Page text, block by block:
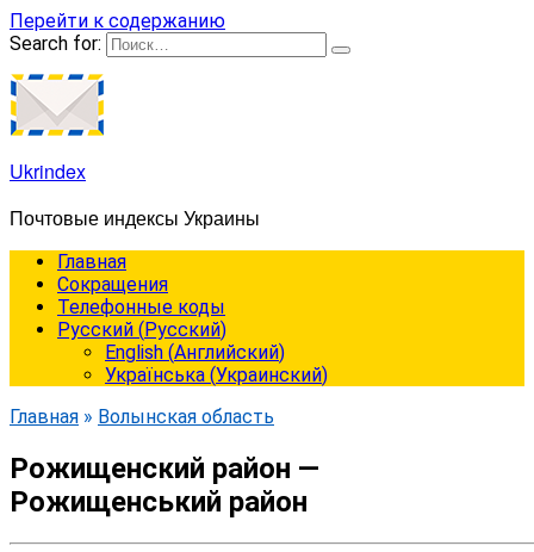
Перейти к содержанию
Search for:
Ukrindex
Почтовые индексы Украины
Главная
Сокращения
Телефонные коды
Русский (Русский)
English (Английский)
Українська (Украинский)
Главная » Волынская область
Рожищенский район —
Рожищенський район